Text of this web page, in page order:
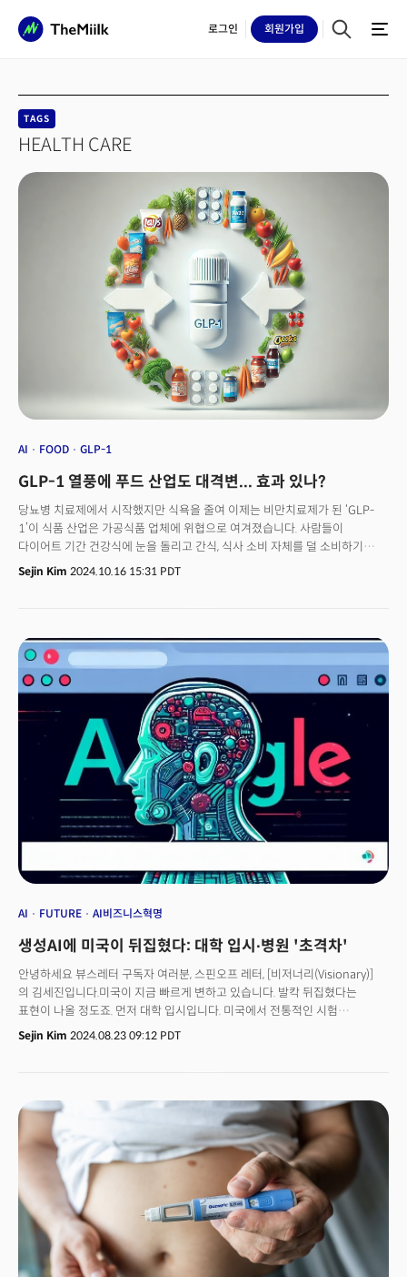
로그인 회원가입
TAGS
HEALTH CARE
AI FOOD GLP-1
GLP-1 열풍에 푸드 산업도 대격변... 효과 있나?
당뇨병 치료제에서 시작했지만 식욕을 줄여 이제는 비만치료제가 된 ‘GLP-
1’이 식품 산업은 가공식품 업체에 위협으로 여겨졌습니다. 사람들이
다이어트 기간 건강식에 눈을 돌리고 간식, 식사 소비 자체를 덜 소비하기
때문입니다. 이에 이제 '음식보다 다이어트 약값에 돈을 더 쓸 것'이란
우스갯소리가 나올 정도죠.그러나 글로벌 식품 기업들은 빠르게 적응하고
등은 단백질이 풍부한 식품을 내놓고 있습니다. 마크 클라우스 캠벨수프
최고경영자(CEO)는 지난 9월 투자자들에게 자사의 수프와 간식 제품이
“GLP-1 사용자에게 매우 좋은 위치에 있다"고 말했습니다. 소비자들은
소화하기 쉽고 영양이 풍부한 음식을 원하는데다 섭취량은 줄어도 가끔
간식이나 쿠키를 먹는 시간도 원한다는 게 그의 진단입니다. 캠벨은 최근 수년
동안 실적이 부진했던 캠벨은 통조림 수프 외에도 V8 야채 주스, 마실 수 있는
수프컵 제품 등이 오젬픽, 일라이릴리의 마운자로 등 GLP-1을 복용하는
사람들에게 이상적이라고 강조했죠.
Sejin Kim 2024.10.16 15:31 PDT
AI FUTURE AI비즈니스혁명
생성AI에 미국이 뒤집혔다: 대학 입시∙병원 '초격차'
안녕하세요 뷰스레터 구독자 여러분, 스핀오프 레터, [비저너리(Visionary)]
의 김세진입니다.미국이 지금 빠르게 변하고 있습니다. 발칵 뒤집혔다는
표현이 나올 정도죠. 먼저 대학 입시입니다. 미국에서 전통적인 시험
방식이었던 주관식 시험, 에세이(작문)가 생성AI로 변별력이 떨어지고 있는
것입니다. 대학 지원자들이 약 입학 에세이를 쓸 때 생성AI 도구를 사용해
기술로 인해 이 의료 격차가 가속할 조짐이 보입니다. 미국 대형병원들은 이
격차를 확대하기 위해 빠르게 움직이고 있죠. [더밀크 주요 기사]이승윤의
대박 행진 ‘3조원 유니콘 직행’… AI+IP의 힘OTT 홍수 속 '투비'가 파고든 법 /
머스크 테슬라 주식 파나?해리스 vs 트럼프 : 경제 정책은 정반대, 천문학적
비용은 같아미국 대학교는 이제 취업률이나 평판으로 평가받지 않습니다.
등록금 대비 취업 후 소득과 연계, ‘실질적인 혜택’에 중점을 둔 평가가 나왔죠.
대학판 투자자본수익률(ROI) 지표입니다. 이번 비저너리에서는 미국 대학
입시와 의료계에서 생성AI로 인해 벌어지는 최전선의 이야기를 담았습니다.
Sejin Kim 2024.08.23 09:12 PDT